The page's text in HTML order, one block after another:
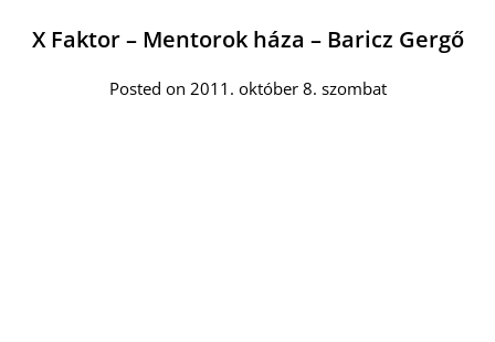
X Faktor – Mentorok háza – Baricz Gergő
Posted on 2011. október 8. szombat